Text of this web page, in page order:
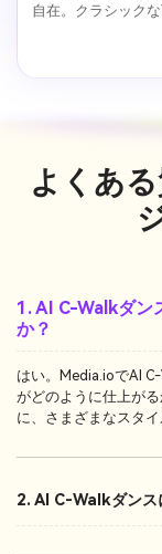
自在。クラシック
よくあ
1. AI C-Walkダン
か？
はい。Media.ioでAI
がどのように仕上が
に、さまざまなスタ
2. AI C-Walkダンス